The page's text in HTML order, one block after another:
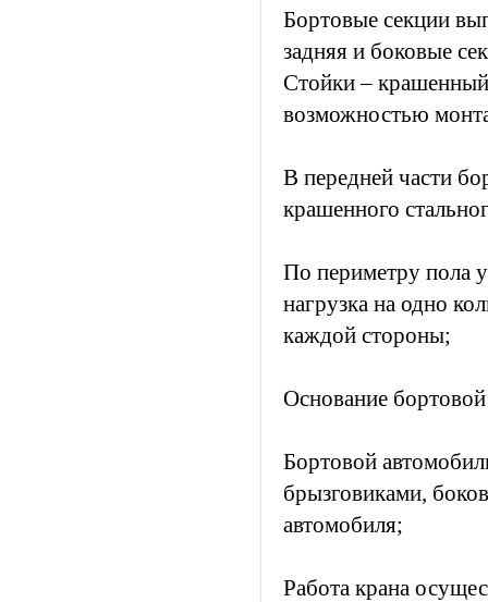
Бортовые секции
задняя и боковые
Стойки –
возможностью
В передней части
крашенного
По периметру пола
нагрузка на одно
каждой стороны;
Основание
Бортовой
брызговиками,
автомобиля;
Работа крана